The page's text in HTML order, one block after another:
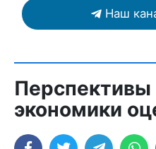
Наш
экономики